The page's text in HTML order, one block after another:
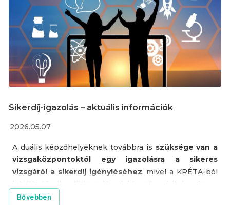
Sikerdíj-igazolás – aktuális információk
2026.05.07
A duális képzőhelyeknek továbbra is szüksége van a
vizsgaközpontoktól egy igazolásra a sikeres
vizsgáról a sikerdíj igényléséhez, mivel a KRÉTA-ból
letölthető sikerdíj-igazolás elektronikus hitelessége a
mai napig nem megoldott, emiatt ezeket a NAV
Bővebben